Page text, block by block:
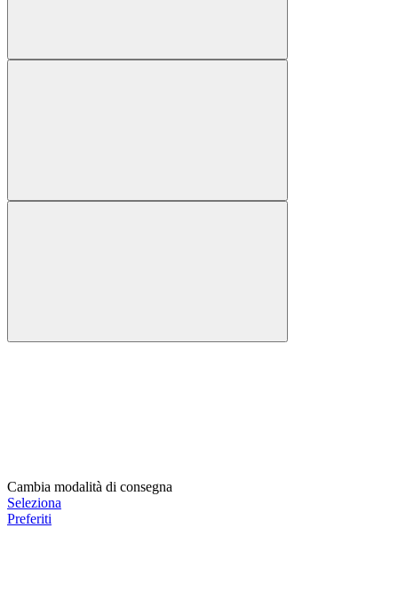
Cambia modalità di consegna
Seleziona
Preferiti